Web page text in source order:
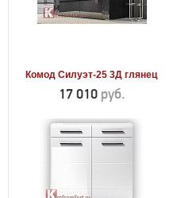
Комод Силуэт-25 3Д глянец
17 010 руб.